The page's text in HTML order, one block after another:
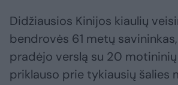
Didžiausios Kinijos kiaulių
bendrovės 61 metų
pradėjo verslą su 20 motininių
priklauso prie tykiausių šalies